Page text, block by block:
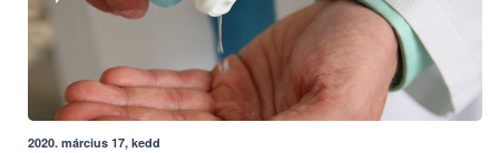
2020. március 17, kedd